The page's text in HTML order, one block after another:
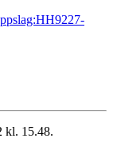
kl. 15.48.